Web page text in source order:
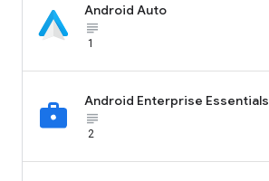
Android Auto
subject_black
1
Android Enterprise Essentials
subject_black
2